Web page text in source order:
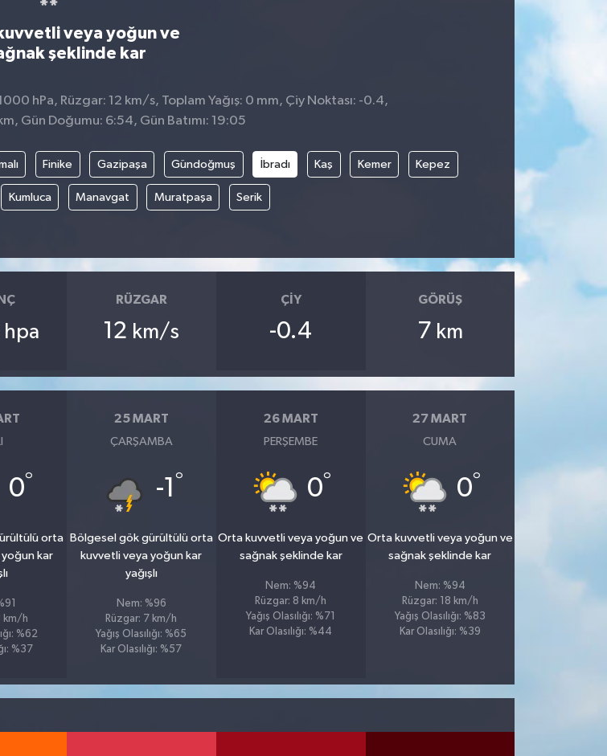
veya yoğun ve
şeklinde kar
1000 hPa, Rüzgar: 12 km/s, Toplam Yağış: 0 mm, Çiy Noktası: -0.4,
Gün Doğumu: 6:54, Gün Batımı: 19:05
Finike Gazipaşa Gündoğmuş İbradı Kaş Kemer Kepez
Kumluca Manavgat Muratpaşa Serik
hpa
RÜZGAR
12 km/s
ÇIY
-0.4
GÖRÜŞ
7 km
0°
orta
kar
km/h
%62
%37
25 MART
ÇARŞAMBA
-1 °
Bölgesel gök gürültülü orta
kuvvetli veya yoğun kar
yağışlı
Nem: %96
Rüzgar: 7 km/h
Yağış Olasılığı: %65
Kar Olasılığı: %57
26 MART
PERŞEMBE
0°
Orta kuvvetli veya yoğun ve
sağnak şeklinde kar
Nem: %94
Rüzgar: 8 km/h
Yağış Olasılığı: %71
Kar Olasılığı: %44
27 MART
CUMA
0°
Orta kuvvetli veya yoğun ve
sağnak şeklinde kar
Nem: %94
Rüzgar: 18 km/h
Yağış Olasılığı: %83
Kar Olasılığı: %39